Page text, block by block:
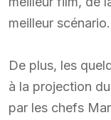
meilleur scénario.
De plus, les
à la projection
par les chefs